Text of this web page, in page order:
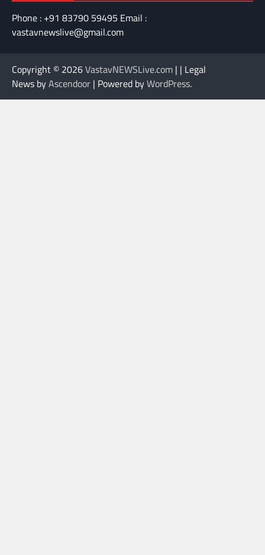
Phone : +91 83790 59495 Email :
vastavnewslive@gmail.com
Copyright © 2026VastavNEWSLive.com | | Legal
News byAscendoor | Powered byWordPress.